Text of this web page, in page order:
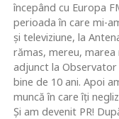
începând cu Europa
perioada în care mi-
şi televiziune, la
rămas, mereu,
adjunct la
bine de 10 ani. Apoi
muncă în care îţi
Şi am devenit PR!